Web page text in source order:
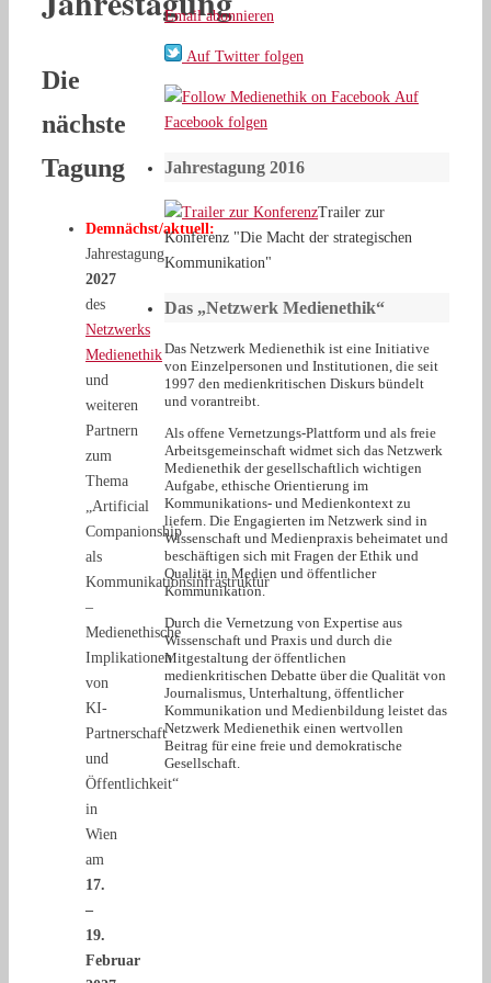
Die
nächste
Tagung
Demnächst/aktuell:
Jahrestagung
2027
des
Netzwerks
Medienethik
und
weiteren
Partnern
zum
Thema
„Artificial
Companionship
als
Kommunikationsinfrastruktur
–
Medienethische
Implikationen
von
KI-
Partnerschaft
und
Öffentlichkeit“
in
Wien
am
17.
–
19.
Februar
Email abonnieren
Auf Twitter folgen
Auf
Facebook folgen
Jahrestagung 2016
Trailer zur
Konferenz "Die Macht der strategischen
Kommunikation"
Das „Netzwerk Medienethik“
Das Netzwerk Medienethik ist eine Initiative
von Einzelpersonen und Institutionen, die seit
1997 den medienkritischen Diskurs bündelt
und vorantreibt.
Als offene Vernetzungs-Plattform und als freie
Arbeitsgemeinschaft widmet sich das Netzwerk
Medienethik der gesellschaftlich wichtigen
Aufgabe, ethische Orientierung im
Kommunikations- und Medienkontext zu
liefern. Die Engagierten im Netzwerk sind in
Wissenschaft und Medienpraxis beheimatet und
beschäftigen sich mit Fragen der Ethik und
Qualität in Medien und öffentlicher
Kommunikation.
Durch die Vernetzung von Expertise aus
Wissenschaft und Praxis und durch die
Mitgestaltung der öffentlichen
medienkritischen Debatte über die Qualität von
Journalismus, Unterhaltung, öffentlicher
Kommunikation und Medienbildung leistet das
Netzwerk Medienethik einen wertvollen
Beitrag für eine freie und demokratische
Gesellschaft.